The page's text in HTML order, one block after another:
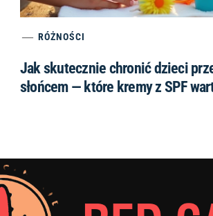
RÓŻNOŚCI
Jak skutecznie chronić dzieci
słońcem — które kremy z SPF